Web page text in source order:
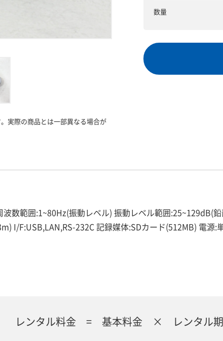
実際の商品とは一部異なる場合が
数量
波数範囲:1~80Hz(振動レベル) 振動レベル範囲:25~129dB(
I/F:USB,LAN,RS-232C 記録媒体:SDカード(512MB) 電
レンタル料金 = 基本料金 × レンタル期